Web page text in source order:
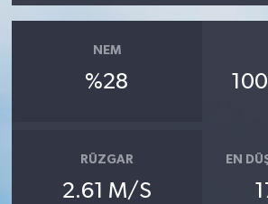
NEM
%28
RÜZGAR
2.61 M/S
EN
Spor
Tarım ve Ekonomi
Yaşam